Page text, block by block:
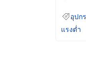
อุปก
แรงต่ำ